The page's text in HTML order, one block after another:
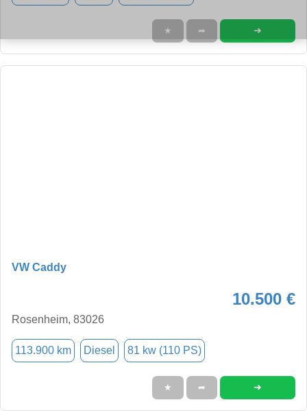
★ ➦ ➜
VW Caddy
10.500 €
Rosenheim, 83026
113.900 km Diesel 81 kw (110 PS)
★ ➦ ➜